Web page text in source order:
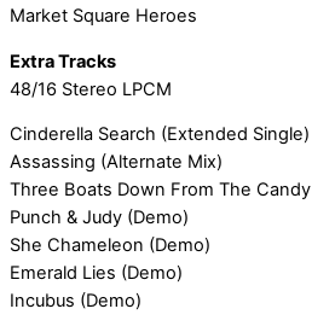
Market Square Heroes
Extra Tracks
48/16 Stereo LPCM
Cinderella Search (Extended Single)
Assassing (Alternate Mix)
Three Boats Down From The Candy
Punch & Judy (Demo)
She Chameleon (Demo)
Emerald Lies (Demo)
Incubus (Demo)